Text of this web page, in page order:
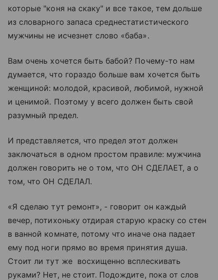
которые "коня на скаку" и все такое, тем дольше
из словарного запаса среднестатистического
мужчины не исчезнет слово «баба».
Вам очень хочется быть бабой? Почему-то нам
думается, что гораздо больше вам хочется быть
женщиной: молодой, красивой, любимой, нужной
и ценимой. Поэтому у всего должен быть свой
разумный предел.
И представляется, что предел этот должен
заключаться в одном простом правиле: мужчина
должен говорить не о том, что ОН СДЕЛАЕТ, а о
том, что ОН СДЕЛАЛ.
«Я сделаю тут ремонт», - говорит он каждый
вечер, потихоньку отдирая старую краску со стен
в ванной комнате, потому что иначе она падает
ему под ноги прямо во время принятия душа.
Стоит ли тут же восхищенно всплескивать
руками? Нет, не стоит. Подождите, пока от слов